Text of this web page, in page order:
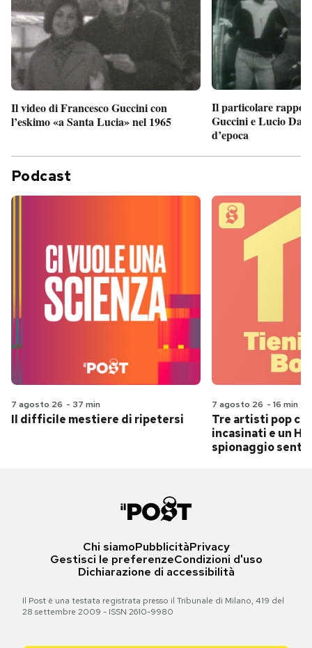
Il video di Francesco Guccini con
l’eskimo «a Santa Lucia» nel 1965
Il particolare
Guccini e Lucio
d’epoca
Podcast
7 agosto 26 - 37 min
Il difficile mestiere di ripetersi
7 agosto 26 - 16 min
Tre artisti pop
incasinati e un
spionaggio
Chi siamoPubblicitàPrivacy
Gestisci le preferenzeCondizioni d'uso
Dichiarazione di accessibilità
Il Post è una testata registrata presso il Tribunale di Milano, 419 del
28 settembre 2009 - ISSN 2610-9980